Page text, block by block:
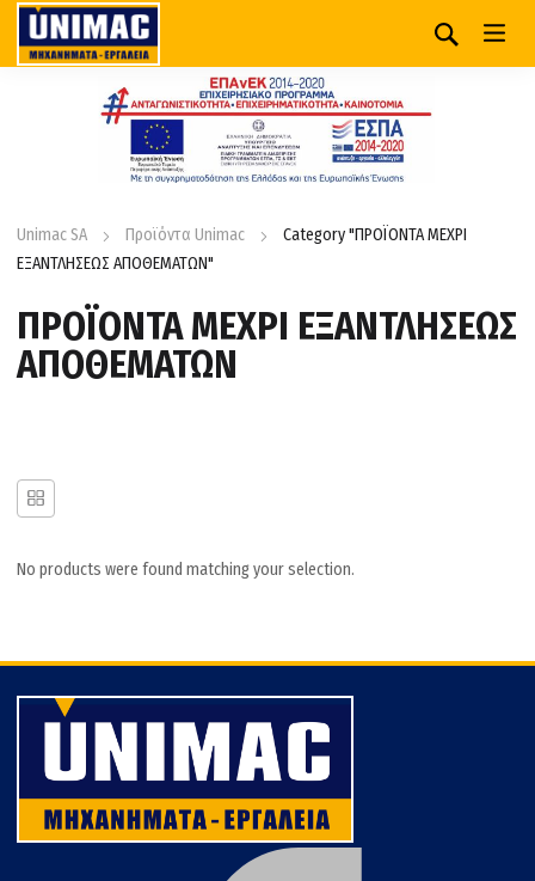
Unimac SA Προϊόντα Unimac
Category "ΠΡΟΪΟΝΤΑ ΜΕΧΡΙ
ΕΞΑΝΤΛΗΣΕΩΣ ΑΠΟΘΕΜΑΤΩΝ"
ΠΡΟΪΟΝΤΑ ΜΕΧΡΙ ΕΞΑΝΤΛΗΣΕΩΣ
ΑΠΟΘΕΜΑΤΩΝ
No products were found matching your selection.